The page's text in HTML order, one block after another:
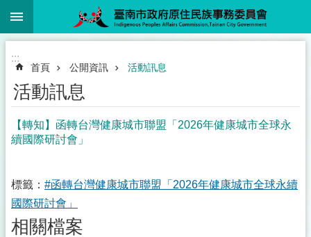
跳到主要內容區塊
:::
首頁 公開資訊 活動訊息
活動訊息
【轉知】函轉台灣健康城市聯盟「2026年健康城市全球永
續國際研討會」
標籤： #函轉台灣健康城市聯盟「2026年健康城市全球永續
國際研討會」
相關檔案